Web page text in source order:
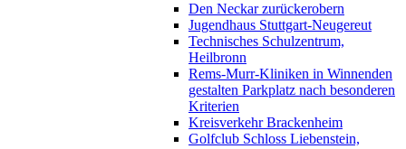
Den Neckar zurückerobern
Jugendhaus Stuttgart-Neugereut
Technisches Schulzentrum,
Heilbronn
Rems-Murr-Kliniken in Winnenden
gestalten Parkplatz nach besonderen
Kriterien
Kreisverkehr Brackenheim
Golfclub Schloss Liebenstein,